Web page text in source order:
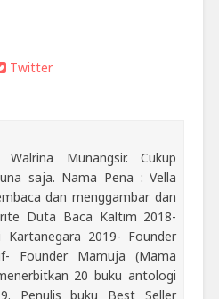
Twitter
Munangsir. Cukup
saja. Nama Pena : Vella
dan menggambar dan
Duta Baca Kaltim 2018-
2019- Founder
Founder Mamuja (Mama
20 buku antologi
Penulis buku Best Seller